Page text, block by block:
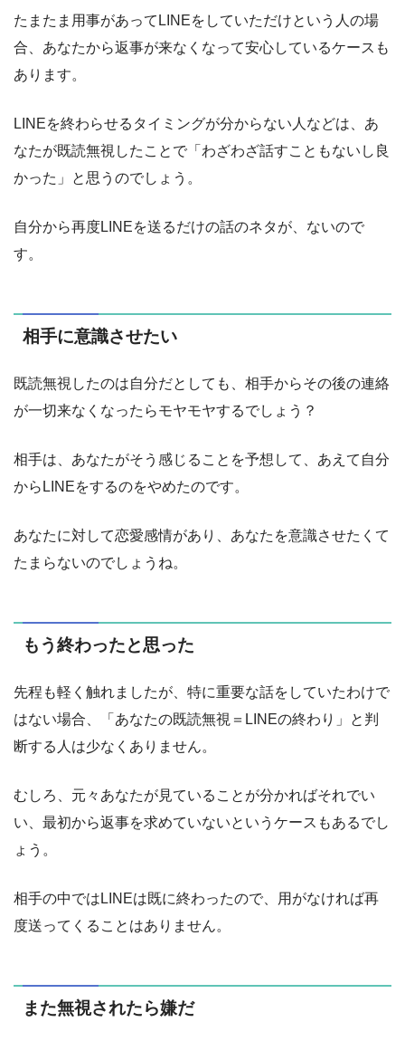
たまたま用事があってLINEをしていただけという人の場
合、あなたから返事が来なくなって安心しているケースも
あります。
LINEを終わらせるタイミングが分からない人などは、あ
なたが既読無視したことで「わざわざ話すこともないし良
かった」と思うのでしょう。
自分から再度LINEを送るだけの話のネタが、ないので
す。
相手に意識させたい
既読無視したのは自分だとしても、相手からその後の連絡
が一切来なくなったらモヤモヤするでしょう？
相手は、あなたがそう感じることを予想して、あえて自分
からLINEをするのをやめたのです。
あなたに対して恋愛感情があり、あなたを意識させたくて
たまらないのでしょうね。
もう終わったと思った
先程も軽く触れましたが、特に重要な話をしていたわけで
はない場合、「あなたの既読無視＝LINEの終わり」と判
断する人は少なくありません。
むしろ、元々あなたが見ていることが分かればそれでい
い、最初から返事を求めていないというケースもあるでし
ょう。
相手の中ではLINEは既に終わったので、用がなければ再
度送ってくることはありません。
また無視されたら嫌だ